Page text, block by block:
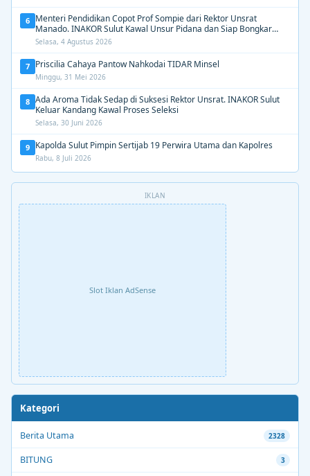
6 Menteri Pendidikan Copot Prof Sompie dari Rektor Unsrat
Manado. INAKOR Sulut Kawal Unsur Pidana dan Siap Bongkar
Aroma Busuk di Suksesi Rektor
Selasa, 4 Agustus 2026
7 Priscilia Cahaya Pantow Nahkodai TIDAR Minsel
Minggu, 31 Mei 2026
8 Ada Aroma Tidak Sedap di Suksesi Rektor Unsrat. INAKOR Sulut
Keluar Kandang Kawal Proses Seleksi
Selasa, 30 Juni 2026
9 Kapolda Sulut Pimpin Sertijab 19 Perwira Utama dan Kapolres
Rabu, 8 Juli 2026
IKLAN
Slot Iklan AdSense
Kategori
Berita Utama 2328
BITUNG 3